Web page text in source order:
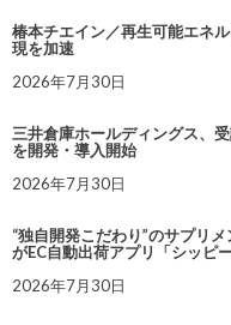
椿本チエイン／再生可能エネ
現を加速
2026年7月30日
三井倉庫ホールディングス、
を開発・導入開始
2026年7月30日
“独自開発こだわり”のサプリ
がEC自動出荷アプリ「シッピ
2026年7月30日